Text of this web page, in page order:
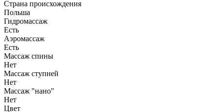
Страна происхождения
Польша
Гидромассаж
Есть
Аэромассаж
Есть
Массаж спины
Нет
Массаж ступней
Нет
Массаж "нано"
Нет
Цвет